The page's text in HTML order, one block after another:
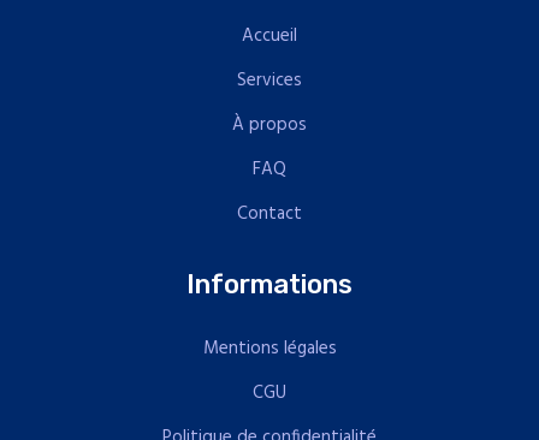
Accueil
Services
À propos
FAQ
Contact
Informations
Mentions légales
CGU